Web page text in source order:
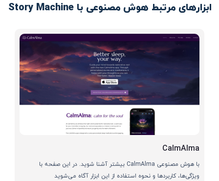
ابزارهای مرتبط هوش مصنوعی با Story Machine
CalmAlma
با هوش مصنوعی CalmAlma بیشتر آشنا شوید. در این صفحه با
ویژگی‌ها، کاربردها و نحوه استفاده از این ابزار آگاه می‌شوید